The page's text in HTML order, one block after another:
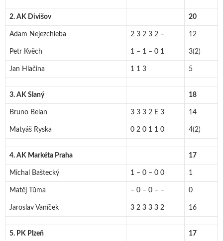
2. AK Divišov 20
Adam Nejezchleba 2 3 2 3 2 – 12
Petr Kvěch 1 – 1 – 0 1 3(2)
Jan Hlačina 1 1 3 5
3. AK Slaný 18
Bruno Belan 3 3 3 2 E 3 14
Matyáš Ryska 0 2 0 1 1 0 4(2)
4. AK Markéta Praha 17
Michal Baštecký 1 – 0 – 0 0 1
Matěj Tůma – 0 – 0 – – 0
Jaroslav Vaníček 3 2 3 3 3 2 16
5. PK Plzeň 17